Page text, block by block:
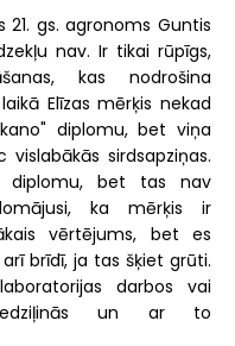
21. gs. agronoms Guntis
nav. Ir tikai rūpīgs,
kas nodrošina
Elīzas mērķis nekad
diplomu, bet viņa
sirdsapziņas.
diplomu, bet tas nav
ka mērķis ir
vērtējums, bet es
brīdī, ja tas šķiet grūti.
darbos vai
un ar to